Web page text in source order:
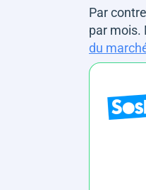
Par
par mois.
du